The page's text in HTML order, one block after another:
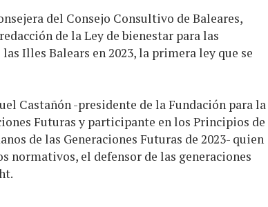
del Consejo Consultivo de Baleares,
de la Ley de bienestar para las
Illes Balears en 2023, la primera ley que se
Castañón -presidente de la Fundación para la
Futuras y participante en los Principios de
de las Generaciones Futuras de 2023- quien
normativos, el defensor de las generaciones